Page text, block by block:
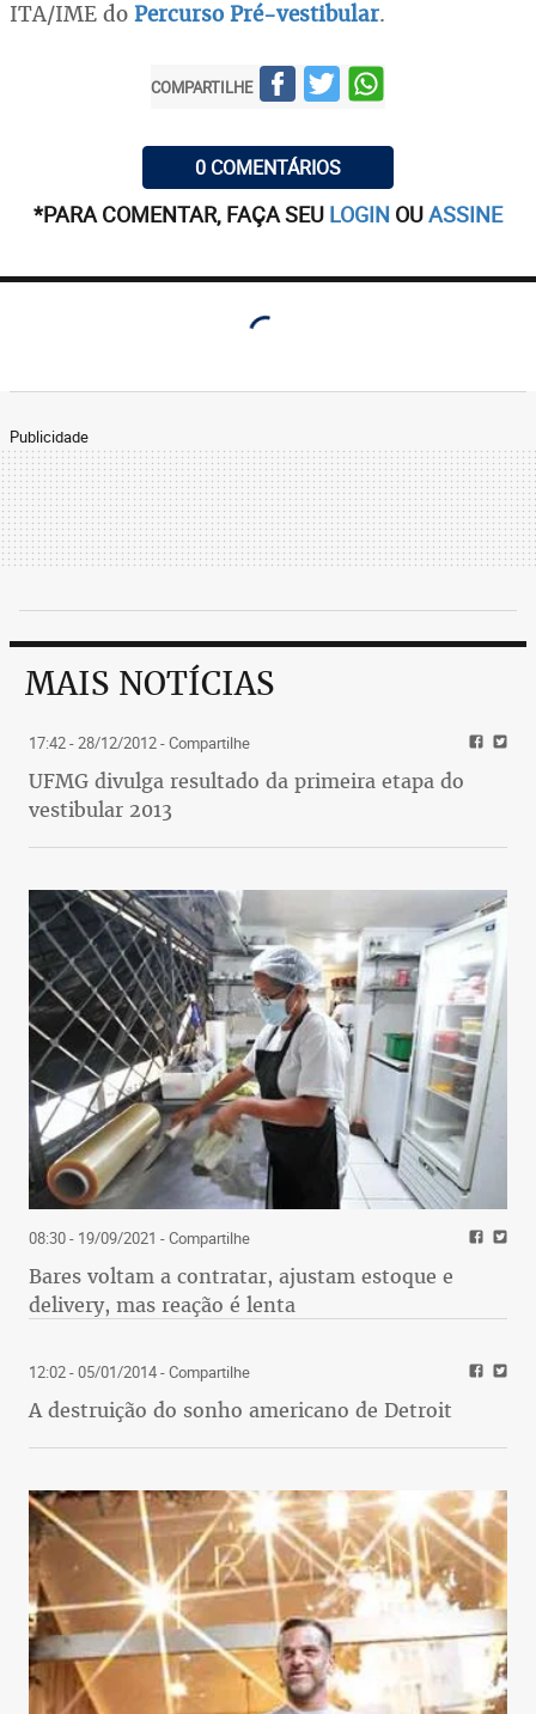
ITA/IME do Percurso Pré-vestibular.
COMPARTILHE
0 COMENTÁRIOS
*PARA COMENTAR, FAÇA SEU LOGIN OUASSINE
Publicidade
MAIS NOTÍCIAS
17:42 - 28/12/2012- Compartilhe
UFMG divulga resultado da primeira etapa do
vestibular 2013
08:30 - 19/09/2021 - Compartilhe
Bares voltam a contratar, ajustam estoque e
delivery, mas reação é lenta
12:02 - 05/01/2014- Compartilhe
A destruição do sonho americano de Detroit